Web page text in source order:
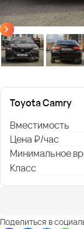
Toyota Camry
Вместимость
Цена ₽/час
Минимальное
Класс
Поделиться в